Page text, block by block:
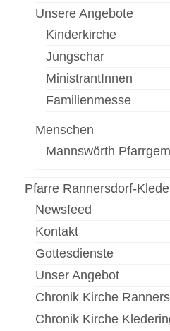
Standorte
Pfarrfriedhof
Menschen
Gottesdienst
Pfarrcaritas
Firmung
Fastentücher von Max
Pfarre Zwölfaxing
Kontakt
Menschen in der
Unsere Angebote
Kinderkirche
Jungschar
MinistrantInnen
Familienmesse
Menschen
Mannswörth
Pfarre Rannersdorf-
Newsfeed
Kontakt
Gottesdienste
Unser Angebot
Chronik Kirche
Chronik Kirche